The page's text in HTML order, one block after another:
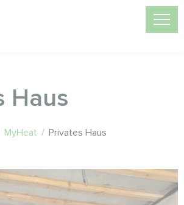
Haus
MyHeat / Privates Haus